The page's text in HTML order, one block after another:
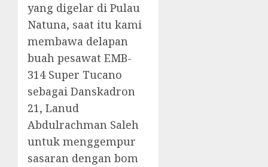
yang digelar di Pulau
Natuna, saat itu kami
membawa delapan
buah pesawat EMB-
314 Super Tucano
sebagai Danskadron
21, Lanud
Abdulrachman Saleh
untuk menggempur
sasaran dengan bom